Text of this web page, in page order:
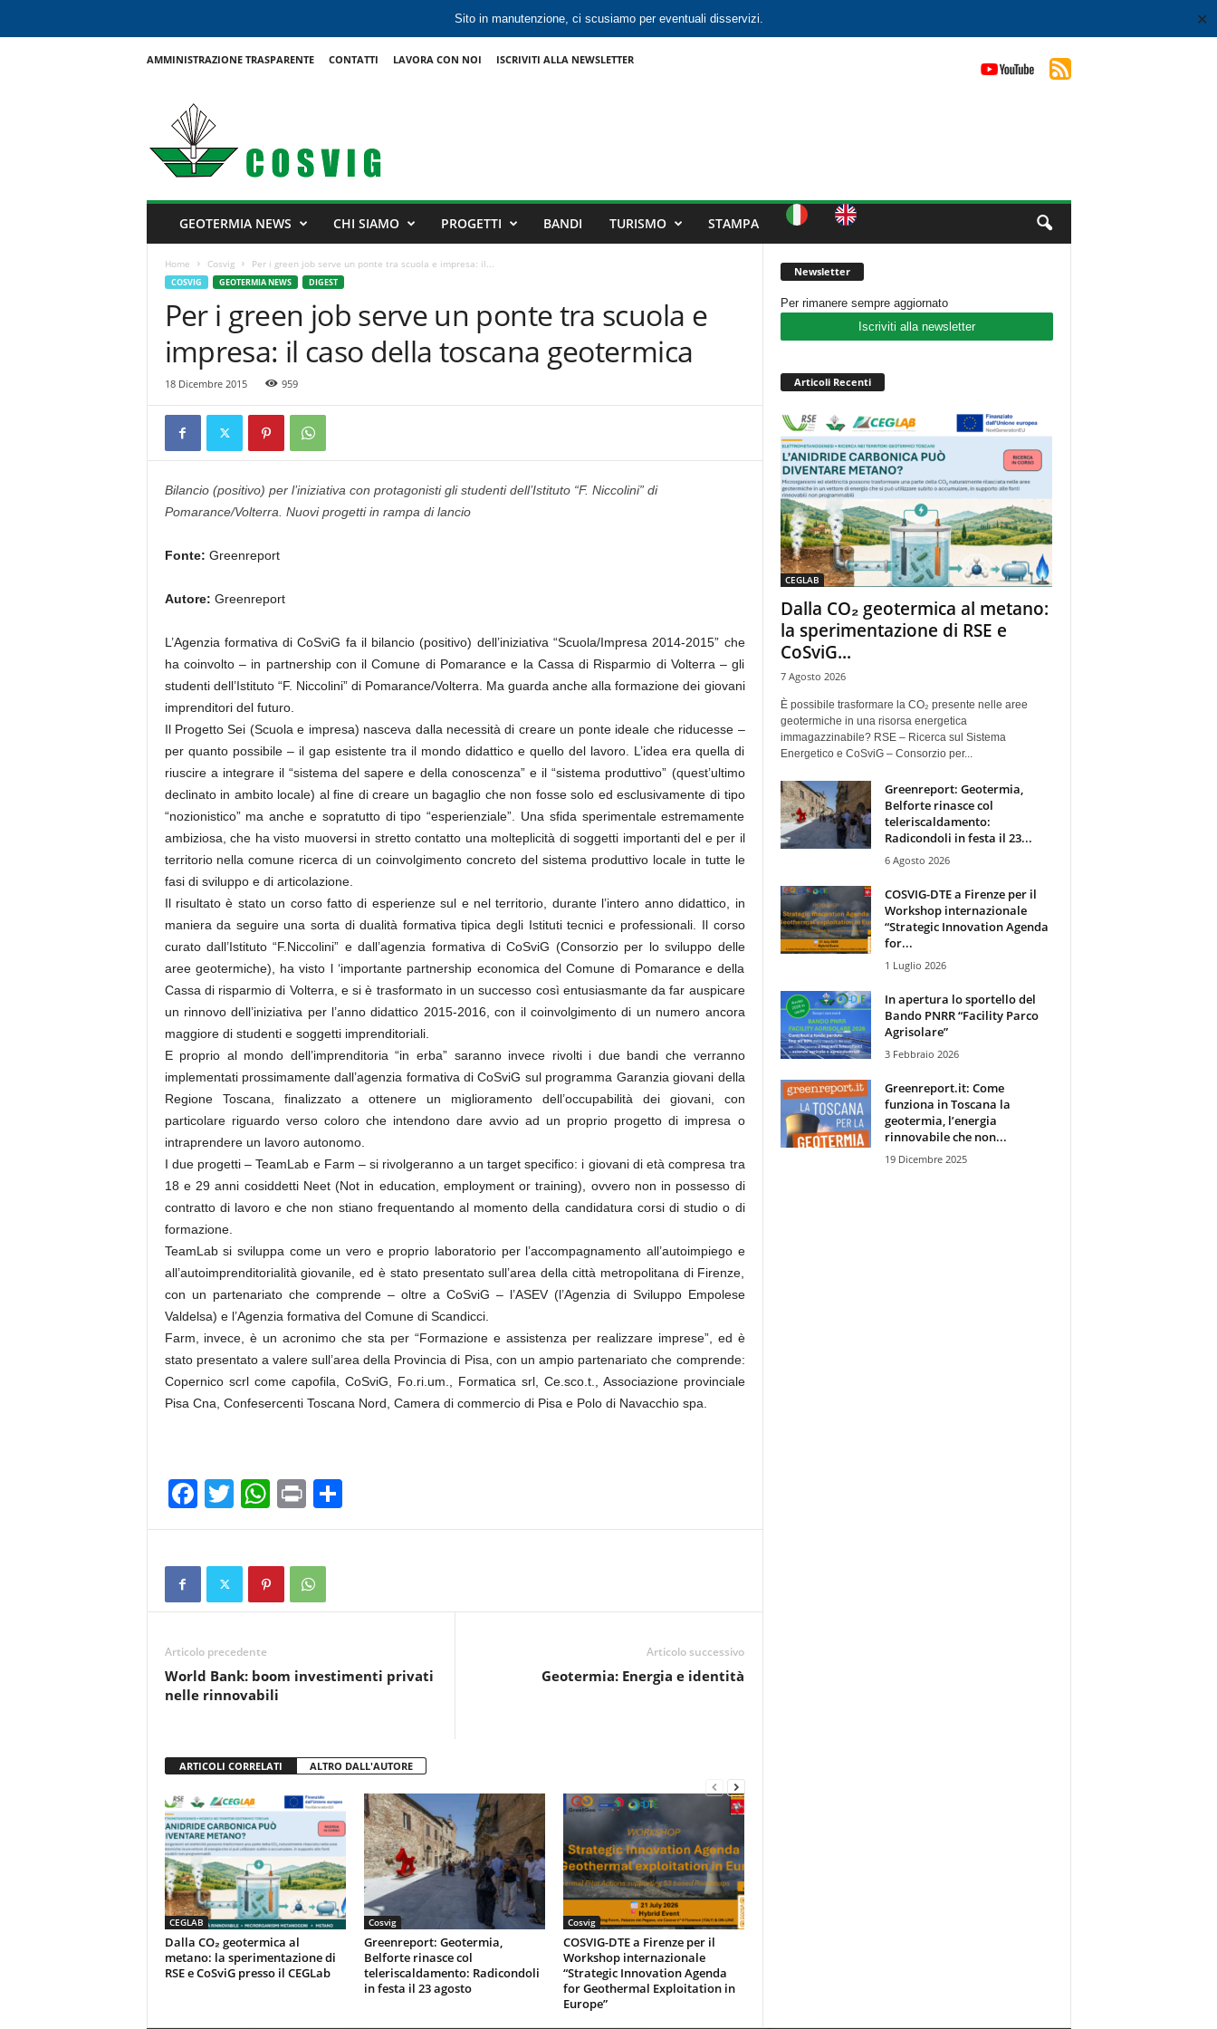
Sito in manutenzione, ci scusiamo per eventuali disservizi. ✕
AMMINISTRAZIONE TRASPARENTE CONTATTI LAVORA CON NOI ISCRIVITI ALLA NEWSLETTER
GEOTERMIA NEWS CHI SIAMO PROGETTI BANDI TURISMO STAMPA
Home Cosvig Per i green job serve un ponte tra scuola e impresa: il...
COSVIG GEOTERMIA NEWS DIGEST
Per i green job serve un ponte tra scuola e
impresa: il caso della toscana geotermica
18 Dicembre 2015 959
Bilancio (positivo) per l’iniziativa con protagonisti gli studenti dell’Istituto “F. Niccolini” di
Pomarance/Volterra. Nuovi progetti in rampa di lancio
Fonte: Greenreport
Autore: Greenreport
L’Agenzia formativa di CoSviG fa il bilancio (positivo) dell’iniziativa “Scuola/Impresa 2014-2015” che
ha coinvolto – in partnership con il Comune di Pomarance e la Cassa di Risparmio di Volterra – gli
studenti dell’Istituto “F. Niccolini” di Pomarance/Volterra. Ma guarda anche alla formazione dei giovani
imprenditori del futuro.
Il Progetto Sei (Scuola e impresa) nasceva dalla necessità di creare un ponte ideale che riducesse –
per quanto possibile – il gap esistente tra il mondo didattico e quello del lavoro. L’idea era quella di
riuscire a integrare il “sistema del sapere e della conoscenza” e il “sistema produttivo” (quest’ultimo
declinato in ambito locale) al fine di creare un bagaglio che non fosse solo ed esclusivamente di tipo
“nozionistico” ma anche e sopratutto di tipo “esperienziale”. Una sfida sperimentale estremamente
ambiziosa, che ha visto muoversi in stretto contatto una molteplicità di soggetti importanti del e per il
territorio nella comune ricerca di un coinvolgimento concreto del sistema produttivo locale in tutte le
fasi di sviluppo e di articolazione.
Il risultato è stato un corso fatto di esperienze sul e nel territorio, durante l’intero anno didattico, in
maniera da seguire una sorta di dualità formativa tipica degli Istituti tecnici e professionali. Il corso
curato dall’Istituto “F.Niccolini” e dall’agenzia formativa di CoSviG (Consorzio per lo sviluppo delle
aree geotermiche), ha visto l ‘importante partnership economica del Comune di Pomarance e della
Cassa di risparmio di Volterra, e si è trasformato in un successo così entusiasmante da far auspicare
un rinnovo dell’iniziativa per l’anno didattico 2015-2016, con il coinvolgimento di un numero ancora
maggiore di studenti e soggetti imprenditoriali.
E proprio al mondo dell’imprenditoria “in erba” saranno invece rivolti i due bandi che verranno
implementati prossimamente dall’agenzia formativa di CoSviG sul programma Garanzia giovani della
Regione Toscana, finalizzato a ottenere un miglioramento dell’occupabilità dei giovani, con
particolare riguardo verso coloro che intendono dare avvio ad un proprio progetto di impresa o
intraprendere un lavoro autonomo.
I due progetti – TeamLab e Farm – si rivolgeranno a un target specifico: i giovani di età compresa tra
18 e 29 anni cosiddetti Neet (Not in education, employment or training), ovvero non in possesso di
contratto di lavoro e che non stiano frequentando al momento della candidatura corsi di studio o di
formazione.
TeamLab si sviluppa come un vero e proprio laboratorio per l’accompagnamento all’autoimpiego e
all’autoimprenditorialità giovanile, ed è stato presentato sull’area della città metropolitana di Firenze,
con un partenariato che comprende – oltre a CoSviG – l’ASEV (l’Agenzia di Sviluppo Empolese
Valdelsa) e l’Agenzia formativa del Comune di Scandicci.
Farm, invece, è un acronimo che sta per “Formazione e assistenza per realizzare imprese”, ed è
stato presentato a valere sull’area della Provincia di Pisa, con un ampio partenariato che comprende:
Copernico scrl come capofila, CoSviG, Fo.ri.um., Formatica srl, Ce.sco.t., Associazione provinciale
Pisa Cna, Confesercenti Toscana Nord, Camera di commercio di Pisa e Polo di Navacchio spa.
F
a
b
o
k
T
wi
W
h
s
A
p
Pr
in o
vi
Articolo precedente
World Bank: boom investimenti privati
nelle rinnovabili
Articolo successivo
Geotermia: Energia e identità
ARTICOLI CORRELATI ALTRO DALL'AUTORE
CEGLAB
Dalla CO₂ geotermica al
metano: la sperimentazione di
RSE e CoSviG presso il CEGLab
Cosvig
Greenreport: Geotermia,
Belforte rinasce col
teleriscaldamento: Radicondoli
in festa il 23 agosto
Cosvig
COSVIG-DTE a Firenze per il
Workshop internazionale
“Strategic Innovation Agenda
for Geothermal Exploitation in
Europe”
Newsletter
Per rimanere sempre aggiornato
Iscriviti alla newsletter
Articoli Recenti
CEGLAB
Dalla CO₂ geotermica al metano:
la sperimentazione di RSE e
CoSviG...
7 Agosto 2026
È possibile trasformare la CO₂ presente nelle aree
geotermiche in una risorsa energetica
immagazzinabile? RSE – Ricerca sul Sistema
Energetico e CoSviG – Consorzio per...
Greenreport: Geotermia,
Belforte rinasce col
teleriscaldamento:
Radicondoli in festa il 23...
6 Agosto 2026
COSVIG-DTE a Firenze per il
Workshop internazionale
“Strategic Innovation Agenda
for...
1 Luglio 2026
In apertura lo sportello del
Bando PNRR “Facility Parco
Agrisolare”
3 Febbraio 2026
Greenreport.it: Come
funziona in Toscana la
geotermia, l’energia
rinnovabile che non...
19 Dicembre 2025